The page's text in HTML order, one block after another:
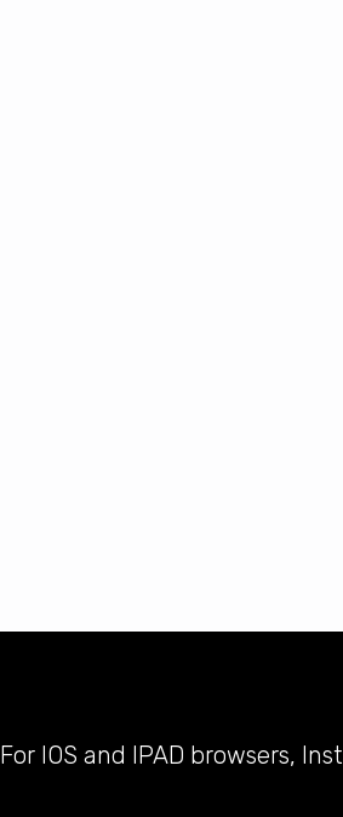
For IOS and IPAD browsers,